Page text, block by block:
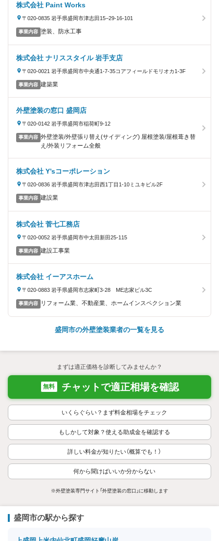
株式会社 Paint Works
〒020-0835 岩手県盛岡市津志田15−29-16-101
事業内容 塗装、防水工事
株式会社 ナリススタイル 岩手支店
〒020-0021 岩手県盛岡市中央通1-7-35コアフィールドモリオカ1-3F
事業内容 建築業
外壁塗装の窓口 盛岡店
〒020-0142 岩手県盛岡市稲荷町9-12
事業内容 外壁塗装/外壁張り替え(サイディング) 屋根塗装/屋根葺き替
え/外装リフォーム全般
株式会社 Y’sコーポレーション
〒020-0836 岩手県盛岡市津志田西1丁目1-10ミユキビル2F
事業内容 建設業
株式会社 菅七工務店
〒020-0052 岩手県盛岡市中太田新田25-115
事業内容 建設工事業
株式会社 イーアスホーム
〒020-0883 岩手県盛岡市志家町3-28 ME志家ビル3C
事業内容 リフォーム業、不動産業、ホームインスペクション業
盛岡市の外壁塗装業者の一覧を見る
まずは適正価格を診断してみませんか？
無料 チャットで適正相場を確認
いくらぐらい？まず料金相場をチェック
もしかして対象？使える助成金を確認する
詳しい料金が知りたい（概算でも！）
何から聞けばいいか分からない
※外壁塗装専門サイト「外壁塗装の窓口」に移動します
盛岡市の駅から探す